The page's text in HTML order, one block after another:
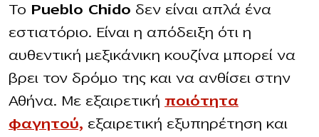
Το Pueblo Chido δεν είναι απλά ένα
εστιατόριο. Είναι η απόδειξη ότι η
αυθεντική μεξικάνικη κουζίνα μπορεί να
βρει τον δρόμο της και να ανθίσει στην
Αθήνα. Με εξαιρετική ποιότητα
φαγητού, εξαιρετική εξυπηρέτηση και